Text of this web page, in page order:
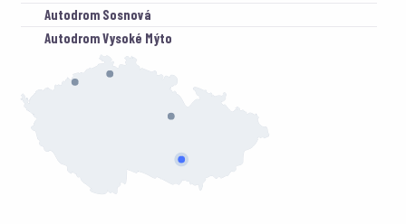
Autodrom Sosnová
Autodrom Vysoké Mýto